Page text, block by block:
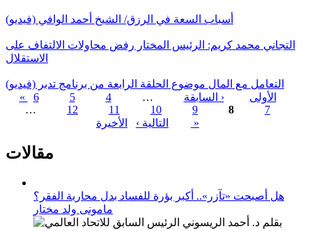
أسباب السعة في الرزق/ الشيخ أحمد الوافي (فيديو)
التجاني محمد كريم: الرئيس المختار رفض محاولات الالتفاف على
الاستقلال
التعامل مع المال موضوع الحلقة الرابعة من برنامج تدبر (فيديو)
الصفحات
« الأولى ‹ السابقة …
4
5
6
7
8
9
10
11
12
…
التالية ›
الأخيرة »
مقالات
هل أصبحت «تآزر».. أكبر بؤرة للفساد بدل محاربة الفقر؟
مامونى ولد مختار